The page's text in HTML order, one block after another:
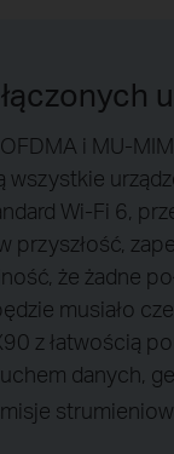
i MU-
wszystkie
Wi-Fi 6,
przyszłość,
że żadne
musiało
z łatwością
danych,